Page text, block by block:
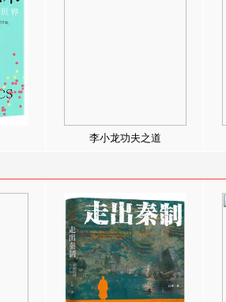
李小龙功夫之道